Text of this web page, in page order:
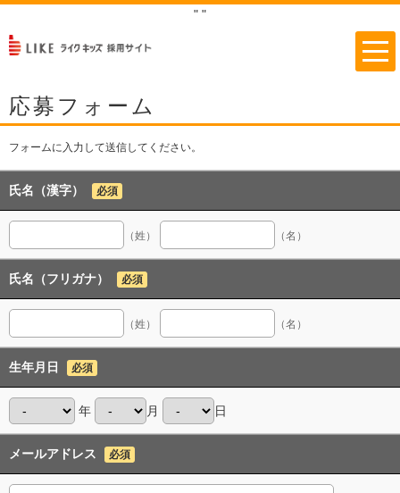
" "
応募フォーム
フォームに入力して送信してください。
氏名（漢字） 必須
（姓） （名）
氏名（フリガナ） 必須
（姓） （名）
生年月日 必須
年 月 日
メールアドレス 必須